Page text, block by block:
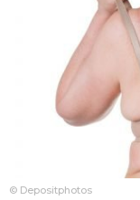
© Depositphotos